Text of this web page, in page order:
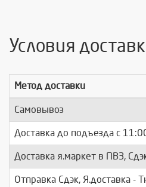
Условия
Метод доставки
Самовывоз
Доставка до подъезда c
Доставка я.маркет в ПВЗ,
Отправка Сдэк, Я.доставка -